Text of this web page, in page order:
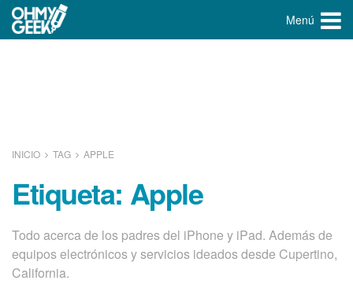
Menú
INICIO TAG APPLE
Etiqueta: Apple
Todo acerca de los padres del iPhone y iPad. Además de
equipos electrónicos y servicios ideados desde Cupertino,
California.